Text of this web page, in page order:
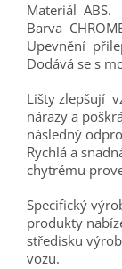
Materiál ABS.
Barva
Upevnění
Dodává se s
Lišty zlepšují
nárazy a
následný
Rychlá a
chytrému
Specifický
produkty
středisku
vozu.